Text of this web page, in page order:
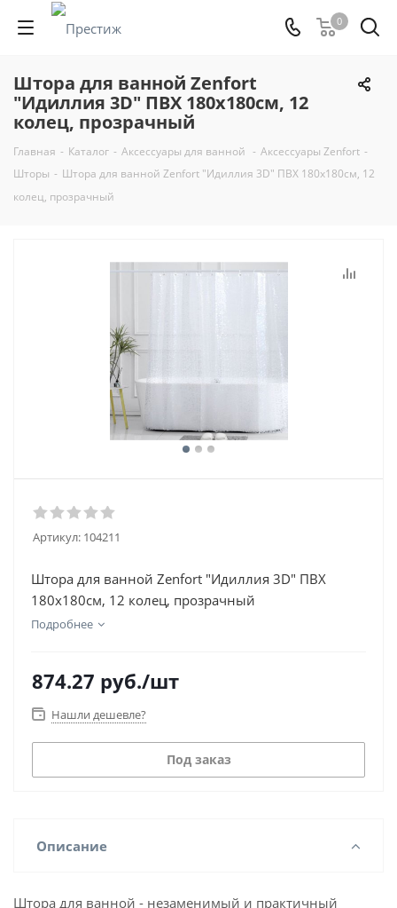
0
Штора для ванной Zenfort
"Идиллия 3D" ПВХ 180х180см, 12
колец, прозрачный
Главная - Каталог - Аксессуары для ванной - Аксессуары Zenfort -
Шторы - Штора для ванной Zenfort "Идиллия 3D" ПВХ 180х180см, 12
колец, прозрачный
Артикул: 104211
Штора для ванной Zenfort "Идиллия 3D" ПВХ
180х180см, 12 колец, прозрачный
Подробнее
874.27 руб./шт
Нашли дешевле?
Под заказ
Описание
Штора для ванной - незаменимый и практичный